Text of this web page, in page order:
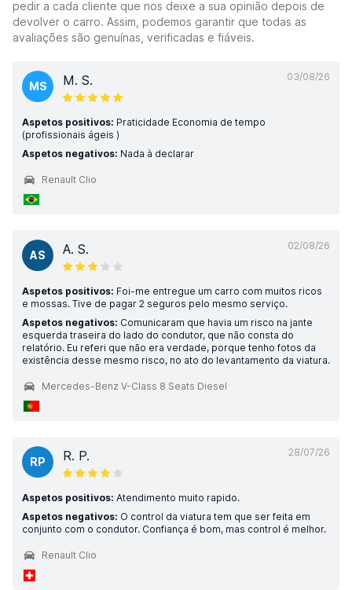
pedir a cada cliente que nos deixe a sua opinião depois de
devolver o carro. Assim, podemos garantir que todas as
avaliações são genuínas, verificadas e fiáveis.
03/08/26
MS M. S.
Aspetos positivos: Praticidade Economia de tempo
(profissionais ágeis )
Aspetos negativos: Nada à declarar
Renault Clio
02/08/26
AS A. S.
Aspetos positivos: Foi-me entregue um carro com muitos ricos
e mossas. Tive de pagar 2 seguros pelo mesmo serviço.
Aspetos negativos: Comunicaram que havia um risco na jante
esquerda traseira do lado do condutor, que não consta do
relatório. Eu referi que não era verdade, porque tenho fotos da
existência desse mesmo risco, no ato do levantamento da viatura.
Mercedes-Benz V-Class 8 Seats Diesel
28/07/26
RP R. P.
Aspetos positivos: Atendimento muito rapido.
Aspetos negativos: O control da viatura tem que ser feita em
conjunto com o condutor. Confiança é bom, mas control é melhor.
Renault Clio